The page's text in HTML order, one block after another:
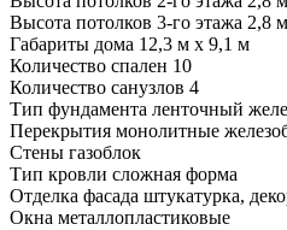
Высота потолков 3-го этажа 2,8 м
Габариты дома 12,3 м х 9,1 м
Количество спален 10
Количество санузлов 4
Тип фундамента ленточный
Перекрытия монолитные
Стены газоблок
Тип кровли сложная форма
Отделка фасада штукатурка,
Окна металлопластиковые